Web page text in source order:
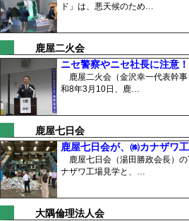
ド」は、悪天候のため…
鹿屋二火会
ニセ警察やニセ社長に注意
鹿屋二火会（金沢幸一代表幹
和8年3月10日、鹿…
鹿屋七日会
鹿屋七日会が、㈱カナザワ
鹿屋七日会（湯田勝政会長）
ナザワ工場見学と、…
大隅倫理法人会